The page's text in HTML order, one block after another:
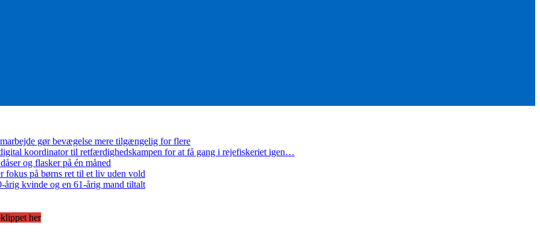
gør bevægelse mere tilgængelig for flere
koordinator til retfærdighedskampen for at få gang i rejefiskeriet igen…
og flasker på én måned
fokus på børns ret til et liv uden vold
kvinde og en 61-årig mand tiltalt
her